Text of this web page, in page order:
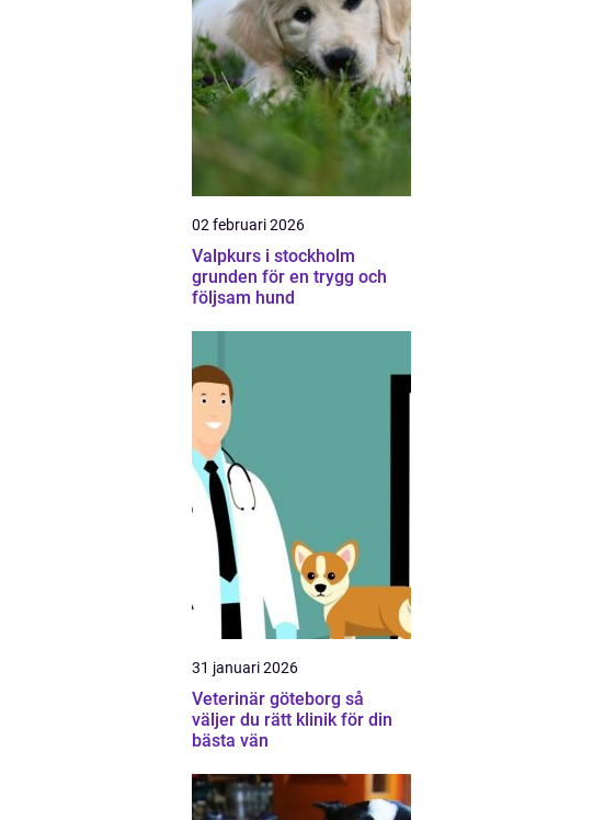
02 februari 2026
Valpkurs i stockholm
grunden för en trygg och
följsam hund
31 januari 2026
Veterinär göteborg så
väljer du rätt klinik för din
bästa vän